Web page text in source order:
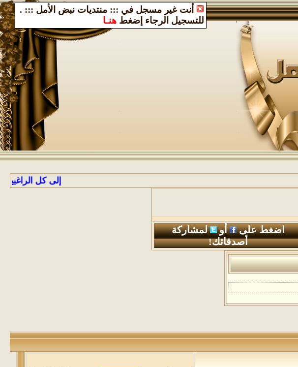
أنت غير مسجل في ::: منتديات نبض الأمل ::: .
للتسجيل الرجاء إضغط هنـا
إلى كل الراغبين
اضغط على
أو
لمشاركة
أصدقائك!